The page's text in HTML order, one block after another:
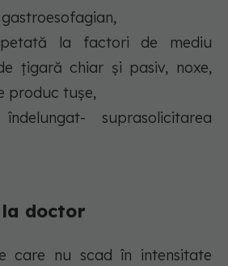
la factori de mediu
țigară chiar și pasiv, noxe,
produc tușe,
suprasolicitarea
doctor
care nu scad în intensitate